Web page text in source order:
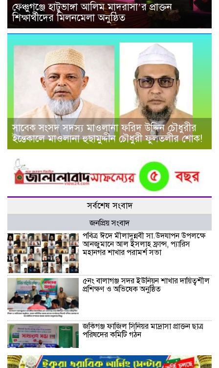
ফেঞ্চুগঞ্জে হাটুভাঙ্গা আলিম মাদরাসা’র প্রাক্তন
শিক্ষার্থীদের মিলনমেলা অনুষ্ঠিত
সাবেক সংসদ সদস্য মাওলানা ফরিদ উদ্দিন চৌধুরীর
ইন্তেকালে মাওলানা হুছামুদ্দীন চৌধুরী ফুলতলীর শোক!
সর্বশেষ সংবাদ
জনপ্রিয় সংবাদ
পবিত্র ঈদে মীলাদুন্নবী সা.উদযাপন উপলক্ষে
আনজুমানে আল ইসলাহ ফ্রান্স, প্যারিস
মহানগর শাখার পরামর্শ সভা
৫নং বালাগঞ্জ সদর ইউনিয়ন শাখার দায়িত্বশীল
প্রশিক্ষণ ও অভিষেক অনুষ্ঠিত
জকিগঞ্জ ফাজিল সিনিয়র মাদ্রাসা প্রাক্তন ছাত্র
পরিষদের কমিটি গঠন